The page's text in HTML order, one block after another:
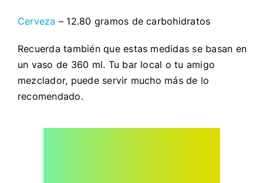
Cerveza – 12.80 gramos de carbohidratos
Recuerda también que estas medidas se basan en
un vaso de 360 ml. Tu bar local o tu amigo
mezclador, puede servir mucho más de lo
recomendado.